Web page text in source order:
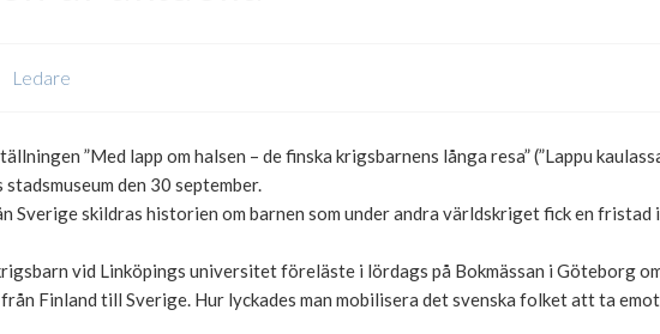
Ledare
”Med lapp om halsen – de finska krigsbarnens långa resa” (”Lappu
den 30 september.
Sverige skildras historien om barnen som under andra världskriget fick en fristad
vid Linköpings universitet föreläste i lördags på Bokmässan i Göteborg
Finland till Sverige. Hur lyckades man mobilisera det svenska folket att ta emot